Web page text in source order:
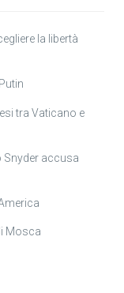
la libertà
tra Vaticano e
Snyder accusa
Mosca